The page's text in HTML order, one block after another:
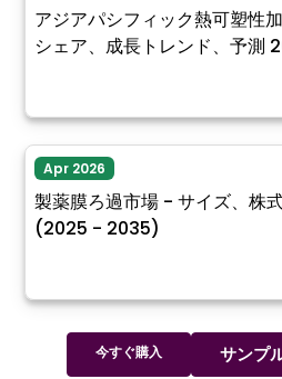
アジアパシフィック熱可塑性
シェア、成長トレンド、予測
Apr 2026
製薬膜ろ過市場 - サイズ、株
(2025 - 2035)
今すぐ購入 サンプ